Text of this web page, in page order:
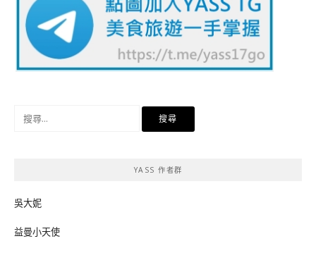
YASS 作者群
吳大妮
益曼小天使